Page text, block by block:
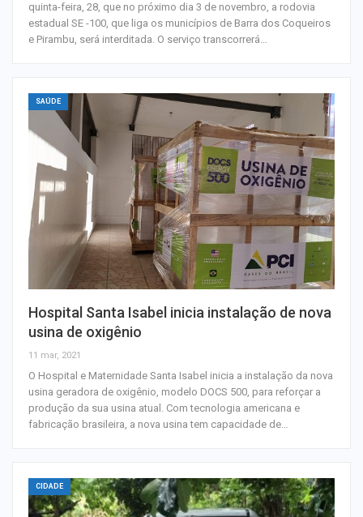
quinta-feira, 28, que no próximo dia 3 de novembro, a rodovia
estadual SE -100, que liga os municípios de Barra dos Coqueiros
e Pirambu, será interditada. O serviço transcorrerá…
SAÚDE
Hospital Santa Isabel inicia instalação de nova
usina de oxigênio
11 mar, 2021
O Hospital e Maternidade Santa Isabel inicia a instalação da nova
usina geradora de oxigênio, modelo DOCS 500, para reforçar a
produção da sua usina atual. Com tecnologia americana e
fabricação brasileira, a nova usina tem capacidade de…
CIDADE